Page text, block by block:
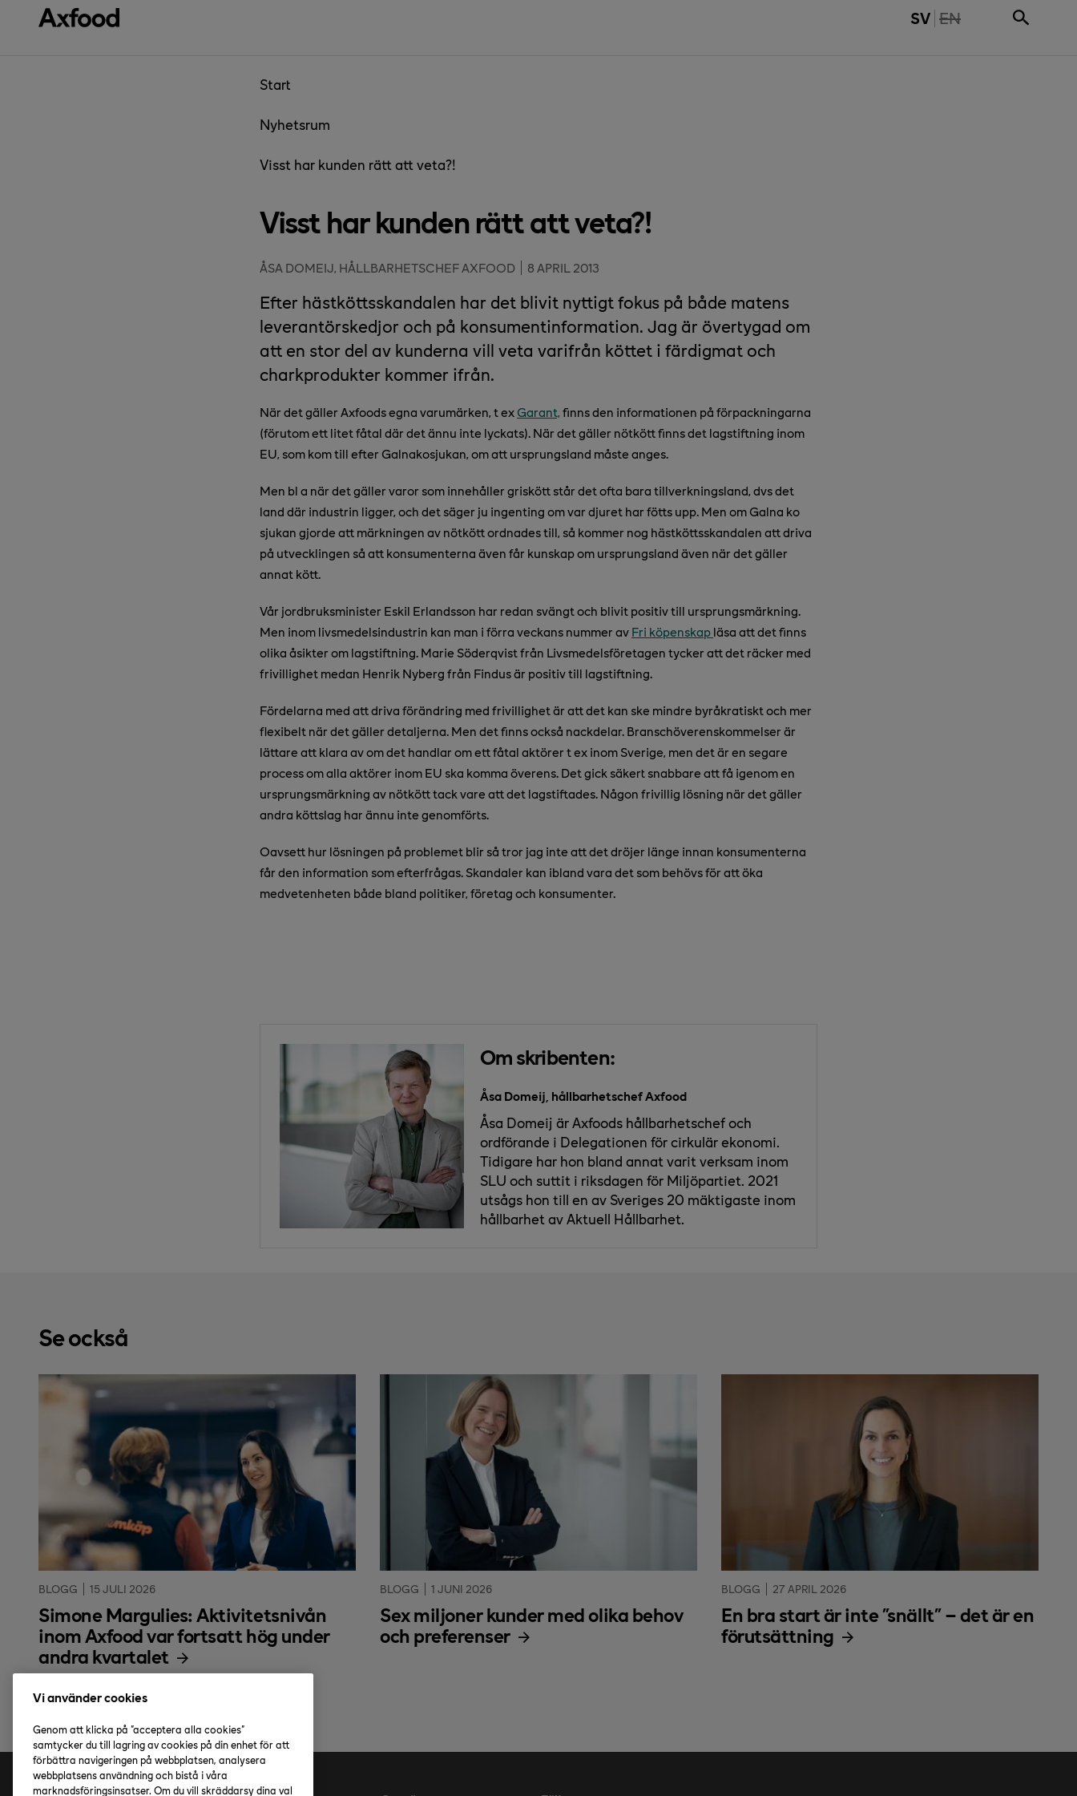
Gå direkt till innehåll SV THE PAGE IS NOT
EN
Start
Nyhetsrum
Visst har kunden rätt att veta?!
Visst har kunden rätt att veta?!
ÅSA DOMEIJ, HÅLLBARHETSCHEF AXFOOD 8 APRIL 2013
Efter hästköttsskandalen har det blivit nyttigt fokus på både matens
leverantörskedjor och på konsumentinformation. Jag är övertygad om
att en stor del av kunderna vill veta varifrån köttet i färdigmat och
charkprodukter kommer ifrån.
När det gäller Axfoods egna varumärken, t ex Garant, finns den informationen på förpackningarna
(förutom ett litet fåtal där det ännu inte lyckats). När det gäller nötkött finns det lagstiftning inom
EU, som kom till efter Galnakosjukan, om att ursprungsland måste anges.
Men bl a när det gäller varor som innehåller griskött står det ofta bara tillverkningsland, dvs det
land där industrin ligger, och det säger ju ingenting om var djuret har fötts upp. Men om Galna ko
sjukan gjorde att märkningen av nötkött ordnades till, så kommer nog hästköttsskandalen att driva
på utvecklingen så att konsumenterna även får kunskap om ursprungsland även när det gäller
annat kött.
Vår jordbruksminister Eskil Erlandsson har redan svängt och blivit positiv till ursprungsmärkning.
Men inom livsmedelsindustrin kan man i förra veckans nummer av Fri köpenskap läsa att det finns
olika åsikter om lagstiftning. Marie Söderqvist från Livsmedelsföretagen tycker att det räcker med
frivillighet medan Henrik Nyberg från Findus är positiv till lagstiftning.
Fördelarna med att driva förändring med frivillighet är att det kan ske mindre byråkratiskt och mer
flexibelt när det gäller detaljerna. Men det finns också nackdelar. Branschöverenskommelser är
lättare att klara av om det handlar om ett fåtal aktörer t ex inom Sverige, men det är en segare
process om alla aktörer inom EU ska komma överens. Det gick säkert snabbare att få igenom en
ursprungsmärkning av nötkött tack vare att det lagstiftades. Någon frivillig lösning när det gäller
andra köttslag har ännu inte genomförts.
Oavsett hur lösningen på problemet blir så tror jag inte att det dröjer länge innan konsumenterna
får den information som efterfrågas. Skandaler kan ibland vara det som behövs för att öka
medvetenheten både bland politiker, företag och konsumenter.
Om skribenten:
Åsa Domeij, hållbarhetschef Axfood
Åsa Domeij är Axfoods hållbarhetschef och
ordförande i Delegationen för cirkulär ekonomi.
Tidigare har hon bland annat varit verksam inom
SLU och suttit i riksdagen för Miljöpartiet. 2021
utsågs hon till en av Sveriges 20 mäktigaste inom
hållbarhet av Aktuell Hållbarhet.
Se också
BLOGG 15 JULI 2026
Simone Margulies: Aktivitetsnivån
inom Axfood var fortsatt hög under
andra kvartalet
BLOGG 1 JUNI 2026
Sex miljoner kunder med olika behov
och preferenser
BLOGG 27 APRIL 2026
En bra start är inte ”snällt” – det är en
förutsättning
Vi använder cookies
Genom att klicka på "acceptera alla cookies"
samtycker du till lagring av cookies på din enhet för att
förbättra navigeringen på webbplatsen, analysera
webbplatsens användning och bistå i våra
marknadsföringsinsatser. Om du vill skräddarsy dina val